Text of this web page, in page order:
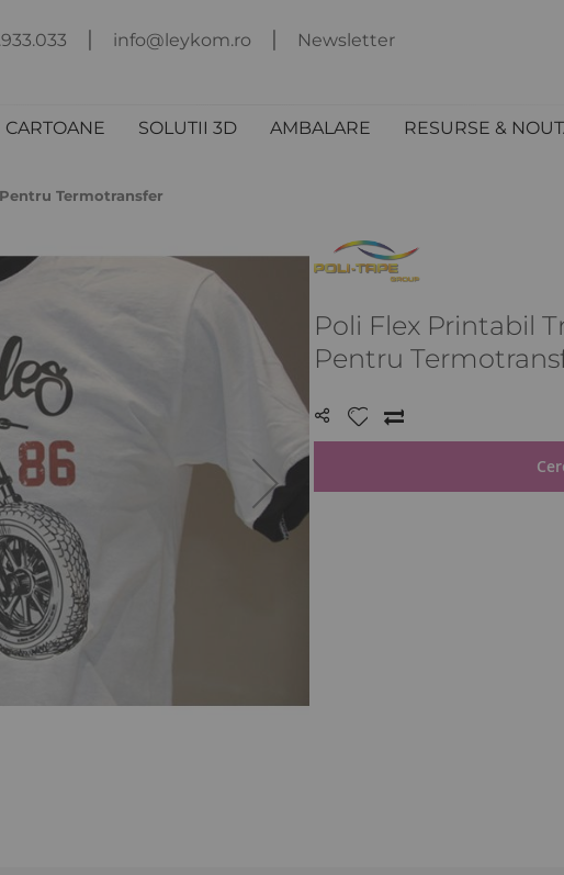
info@leykom.ro Newsletter
CARTOANE SOLUTII 3D AMBALARE RESURSE &
Termotransfer
Poli Flex Printabil
Pentru
LISTA
DE